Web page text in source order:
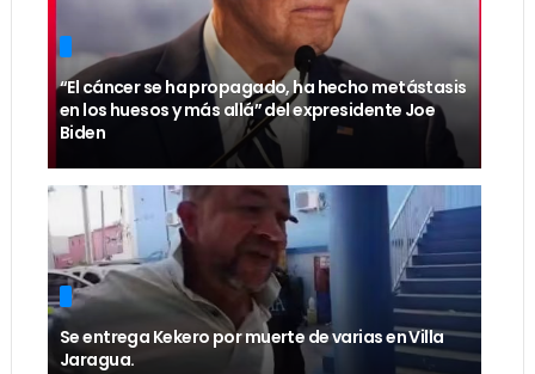
“El cáncer se ha propagado, ha hecho metástasis
en los huesos y más allá” del expresidente Joe
Biden
Se entrega Kekero por muerte de varias en Villa
Jaragua.